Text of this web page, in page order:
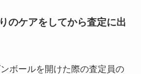
のケアをしてから査定に出
ボールを開けた際の査定員の